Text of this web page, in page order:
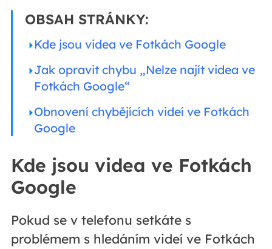
OBSAH STRÁNKY:
Kde jsou videa ve Fotkách Google
Jak opravit chybu „Nelze najít videa ve
Fotkách Google“
Obnovení chybějících videí ve Fotkách
Google
Kde jsou videa ve Fotkách
Google
Pokud se v telefonu setkáte s
problémem s hledáním videí ve Fotkách